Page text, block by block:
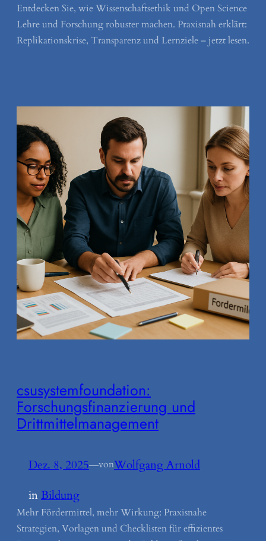
Entdecken Sie, wie Wissenschaftsethik und Open Science
Lehre und Forschung robuster machen. Praxisnah erklärt:
Replikationskrise, Transparenz und Lernziele – jetzt lesen.
csusystemfoundation:
Forschungsfinanzierung und
Drittmittelmanagement
Dez. 8, 2025—vonWolfgang Arnold
inBildung
Mehr Fördermittel, mehr Wirkung: Praxisnahe
Strategien, Vorlagen und Checklisten für effizientes